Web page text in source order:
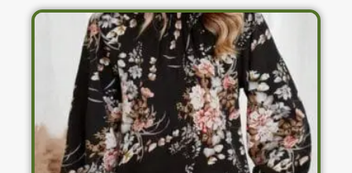
variantes.
Las
opciones
se
pueden
elegir
en
la
página